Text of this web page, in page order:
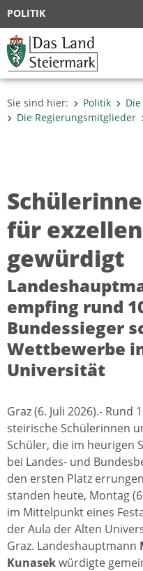
POLITIK
Sie sind hier: Politik
Die Regierungsmitglieder
für
gewürdigt
empfing rund
Bundessieger
Wettbewerbe
Universität
Graz (6. Juli 2026).- Rund
steirische Schülerinnen
Schüler, die im heurigen
bei Landes- und
den ersten Platz
standen heute, Montag
im Mittelpunkt eines
der Aula der Alten
Graz. Landeshauptmann
Kunasekwürdigte